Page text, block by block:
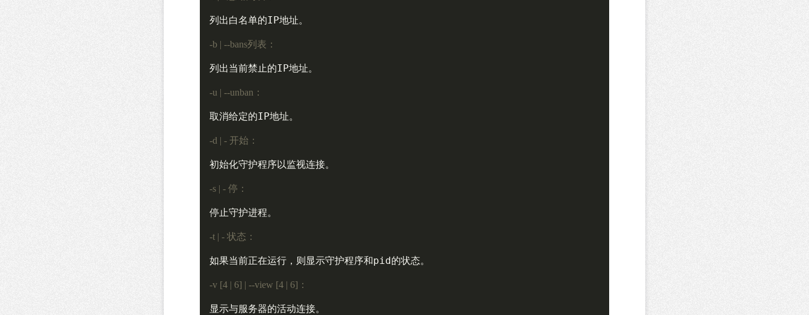
列出白名单的IP地址。
-b | --bans列表：
列出当前禁止的IP地址。
-u | --unban：
取消给定的IP地址。
-d | - 开始：
初始化守护程序以监视连接。
-s | - 停：
停止守护进程。
-t | - 状态：
如果当前正在运行，则显示守护程序和pid的状态。
-v [4 | 6] | --view [4 | 6]：
显示与服务器的活动连接。